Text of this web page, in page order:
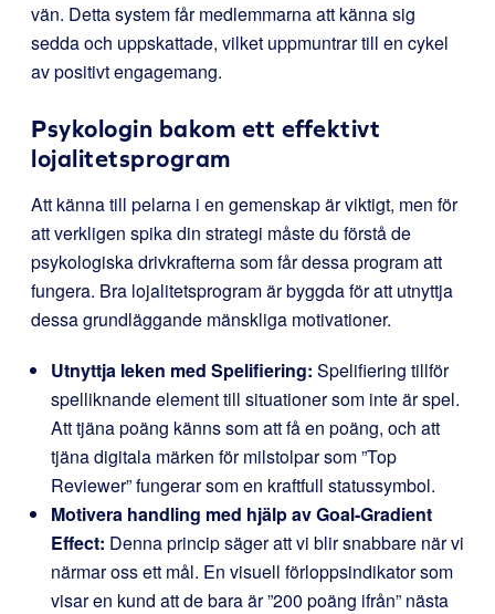
vän. Detta system får medlemmarna att känna sig
sedda och uppskattade, vilket uppmuntrar till en cykel
av positivt engagemang.
Psykologin bakom ett effektivt
lojalitetsprogram
Att känna till pelarna i en gemenskap är viktigt, men för
att verkligen spika din strategi måste du förstå de
psykologiska drivkrafterna som får dessa program att
fungera. Bra lojalitetsprogram är byggda för att utnyttja
dessa grundläggande mänskliga motivationer.
Utnyttja leken med Spelifiering: Spelifiering tillför
spelliknande element till situationer som inte är spel.
Att tjäna poäng känns som att få en poäng, och att
tjäna digitala märken för milstolpar som ”Top
Reviewer” fungerar som en kraftfull statussymbol.
Motivera handling med hjälp av Goal-Gradient
Effect: Denna princip säger att vi blir snabbare när vi
närmar oss ett mål. En visuell förloppsindikator som
visar en kund att de bara är ”200 poäng ifrån” nästa